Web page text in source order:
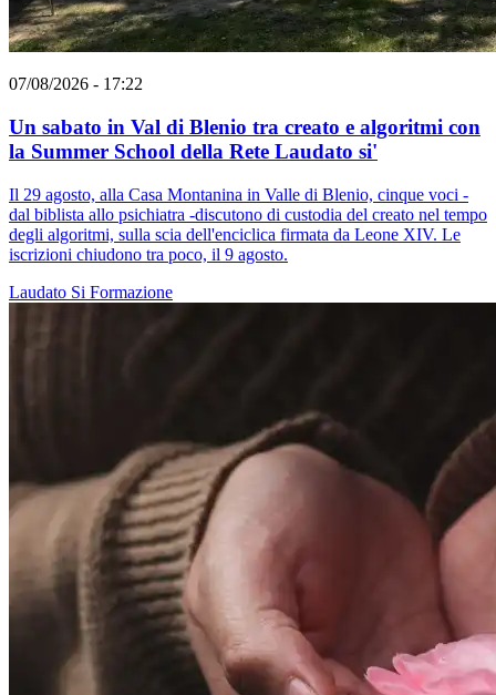
07/08/2026 - 17:22
Un sabato in Val di Blenio tra creato e algoritmi con
la Summer School della Rete Laudato si'
Il 29 agosto, alla Casa Montanina in Valle di Blenio, cinque voci -
dal biblista allo psichiatra -discutono di custodia del creato nel tempo
degli algoritmi, sulla scia dell'enciclica firmata da Leone XIV. Le
iscrizioni chiudono tra poco, il 9 agosto.
Laudato Si Formazione